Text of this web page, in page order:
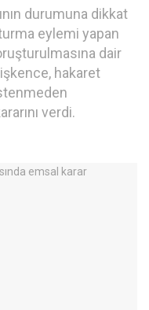
durumuna dikkat
eylemi yapan
dair
hakaret
verdi.